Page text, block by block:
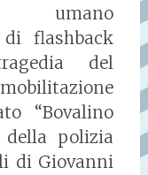
umano
di flashback
del
“Bovalino
della polizia
di Giovanni